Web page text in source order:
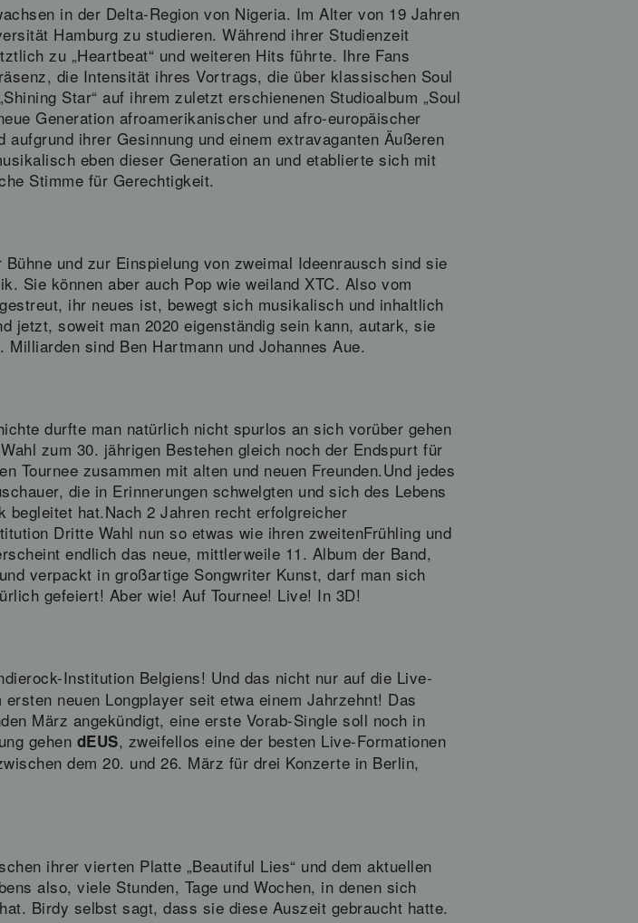
in der Delta-Region von Nigeria. Im Alter von 19 Jahren
Hamburg zu studieren. Während ihrer Studienzeit
zu „Heartbeat“ und weiteren Hits führte. Ihre Fans
die Intensität ihres Vortrags, die über klassischen Soul
Star“ auf ihrem zuletzt erschienenen Studioalbum „Soul
Generation afroamerikanischer und afro-europäischer
ihrer Gesinnung und einem extravaganten Äußeren
eben dieser Generation an und etablierte sich mit
Stimme für Gerechtigkeit.
und zur Einspielung von zweimal Ideenrausch sind sie
Sie können aber auch Pop wie weiland XTC. Also vom
ihr neues ist, bewegt sich musikalisch und inhaltlich
jetzt, soweit man 2020 eigenständig sein kann, autark, sie
Milliarden sind Ben Hartmann und Johannes Aue.
durfte man natürlich nicht spurlos an sich vorüber gehen
zum 30. jährigen Bestehen gleich noch der Endspurt für
Tournee zusammen mit alten und neuen Freunden.Und jedes
die in Erinnerungen schwelgten und sich des Lebens
begleitet hat.Nach 2 Jahren recht erfolgreicher
Dritte Wahl nun so etwas wie ihren zweitenFrühling und
endlich das neue, mittlerweile 11. Album der Band,
verpackt in großartige Songwriter Kunst, darf man sich
gefeiert! Aber wie! Auf Tournee! Live! In 3D!
Institution Belgiens! Und das nicht nur auf die Live-
neuen Longplayer seit etwa einem Jahrzehnt! Das
März angekündigt, eine erste Vorab-Single soll noch in
gehen dEUS, zweifellos eine der besten Live-Formationen
dem 20. und 26. März für drei Konzerte in Berlin,
ihrer vierten Platte „Beautiful Lies“ und dem aktuellen
also, viele Stunden, Tage und Wochen, in denen sich
Birdy selbst sagt, dass sie diese Auszeit gebraucht hatte.